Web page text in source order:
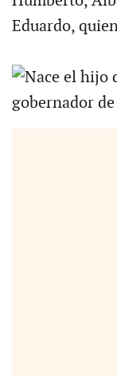
Eduardo,